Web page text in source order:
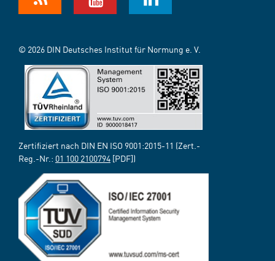
© 2026 DIN Deutsches Institut für Normung e. V.
Zertifiziert nach DIN EN ISO 9001:2015-11 (Zert.-
Reg.-Nr.: 01 100 2100794 [PDF])